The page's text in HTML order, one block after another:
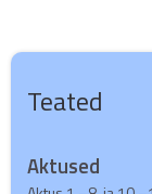
Teated
Aktused